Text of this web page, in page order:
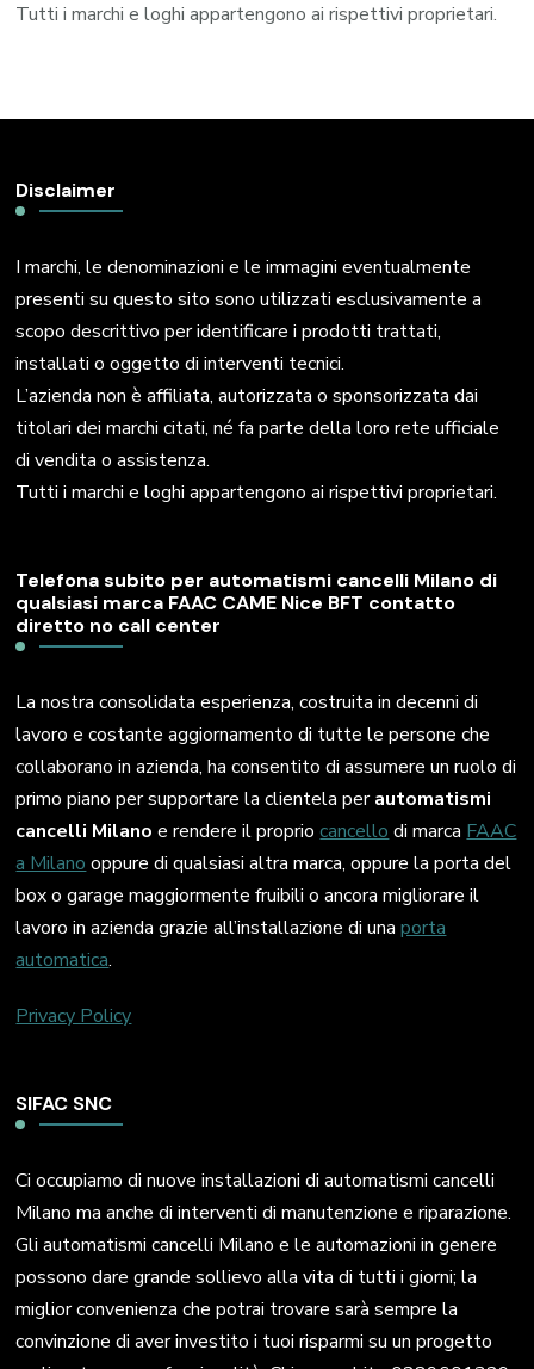
Tutti i marchi e loghi appartengono ai rispettivi proprietari.
Disclaimer
I marchi, le denominazioni e le immagini eventualmente
presenti su questo sito sono utilizzati esclusivamente a
scopo descrittivo per identificare i prodotti trattati,
installati o oggetto di interventi tecnici.
L’azienda non è affiliata, autorizzata o sponsorizzata dai
titolari dei marchi citati, né fa parte della loro rete ufficiale
di vendita o assistenza.
Tutti i marchi e loghi appartengono ai rispettivi proprietari.
Telefona subito per automatismi cancelli Milano di
qualsiasi marca FAAC CAME Nice BFT contatto
diretto no call center
La nostra consolidata esperienza, costruita in decenni di
lavoro e costante aggiornamento di tutte le persone che
collaborano in azienda, ha consentito di assumere un ruolo di
primo piano per supportare la clientela perautomatismi
cancelli Milano e rendere il propriocancellodi marcaFAAC
a Milanooppure di qualsiasi altra marca, oppure la porta del
box o garage maggiormente fruibili o ancora migliorare il
lavoro in azienda grazie all’installazione di unaporta
automatica.
Privacy Policy
SIFAC SNC
Ci occupiamo di nuove installazioni di automatismi cancelli
Milano ma anche di interventi di manutenzione e riparazione.
Gli automatismi cancelli Milano e le automazioni in genere
possono dare grande sollievo alla vita di tutti i giorni; la
miglior convenienza che potrai trovare sarà sempre la
convinzione di aver investito i tuoi risparmi su un progetto